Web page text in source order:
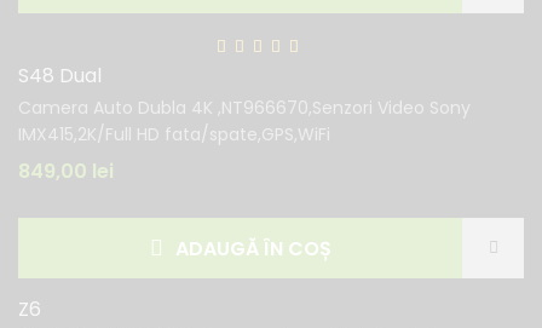
S48 Dual
Camera Auto Dubla 4K ,NT966670,Senzori Video Sony
IMX415,2K/Full HD fata/spate,GPS,WiFi
849,00 lei
ADAUGĂ ÎN COȘ
Z6